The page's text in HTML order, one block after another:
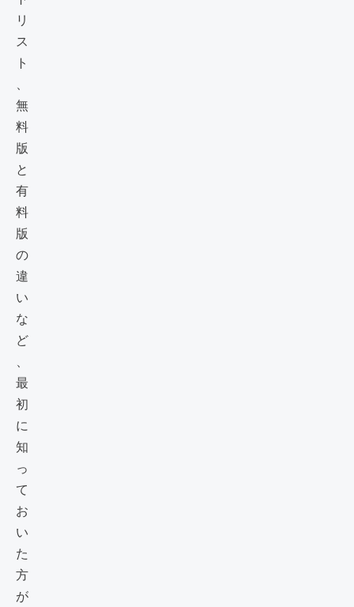
リ
ス
ト
、
無
料
版
と
有
料
版
の
違
い
な
ど
、
最
初
に
知
っ
て
お
い
た
方
が